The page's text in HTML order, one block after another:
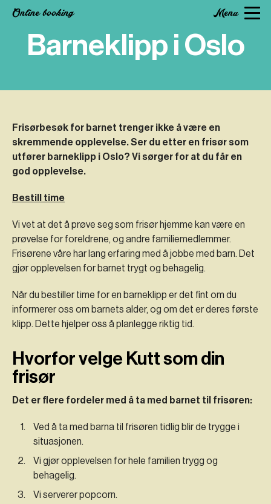
Online booking Menu
Barneklipp i Oslo
Frisørbesøk for barnet trenger ikke å være en
skremmende opplevelse.Ser du etter en frisør som
utfører barneklipp i Oslo? Vi sørger for at du får en
god opplevelse.
Bestill time
Vi vet at det å prøve seg som frisør hjemme kan være en
prøvelse for foreldrene, og andre familiemedlemmer.
Frisørene våre har lang erfaring med å jobbe med barn. Det
gjør opplevelsen for barnet trygt og behagelig.
Når du bestiller time for en barneklipp er det fint om du
informerer oss om barnets alder, og om det er deres første
klipp. Dette hjelper oss å planlegge riktig tid.
Hvorfor velge Kutt som din
frisør
Det er flere fordeler med å ta med barnet til frisøren:
Ved å ta med barna til frisøren tidlig blir de trygge i
situasjonen.
Vi gjør opplevelsen for hele familien trygg og
behagelig.
Vi serverer popcorn.